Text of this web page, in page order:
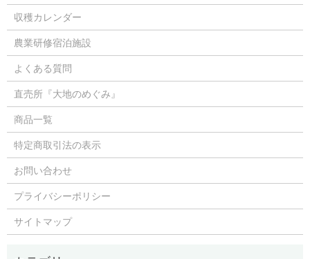
収穫カレンダー
農業研修宿泊施設
よくある質問
直売所『大地のめぐみ』
商品一覧
特定商取引法の表示
お問い合わせ
プライバシーポリシー
サイトマップ